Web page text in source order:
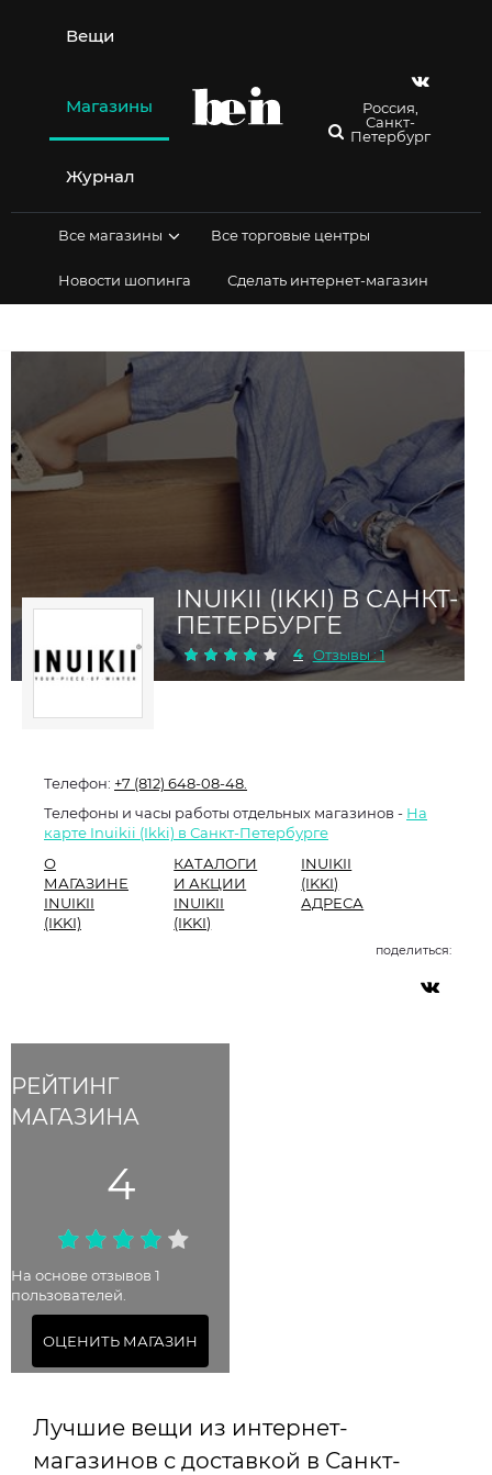
содержимому
Вещи
Магазины
Журнал
Россия,
Санкт-
Петербург
Все магазины Все торговые центры
Новости шопинга Сделать интернет-магазин
INUIKII (IKKI) В САНКТ-
ПЕТЕРБУРГЕ
4 Отзывы : 1
РЕЙТИНГ
МАГАЗИНА
4
На основе отзывов 1
пользователей.
ОЦЕНИТЬ МАГАЗИН
Телефон: +7 (812) 648-08-48.
Телефоны и часы работы отдельных магазинов - На
карте Inuikii (Ikki) в Санкт-Петербурге
О
МАГАЗИНЕ
INUIKII
(IKKI)
КАТАЛОГИ
И АКЦИИ
INUIKII
(IKKI)
INUIKII
(IKKI)
АДРЕСА
поделиться:
Лучшие вещи из интернет-
магазинов с доставкой в Санкт-